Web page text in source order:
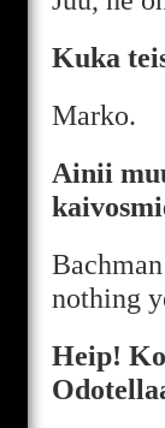
Kuka
Marko.
Ainii
nothing
Heip!